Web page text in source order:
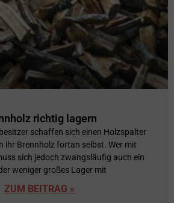
richtig lagern
schaffen sich einen Holzspalter
ihr Brennholz fortan selbst. Wer mit
sich jedoch zwangsläufig auch ein
weniger großes Lager mit
ZUM BEITRAG »